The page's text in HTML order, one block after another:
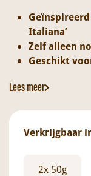
Italiana’
Zelf alleen
Geschikt
Lees meer
Verkrijgbaar
2x 50g